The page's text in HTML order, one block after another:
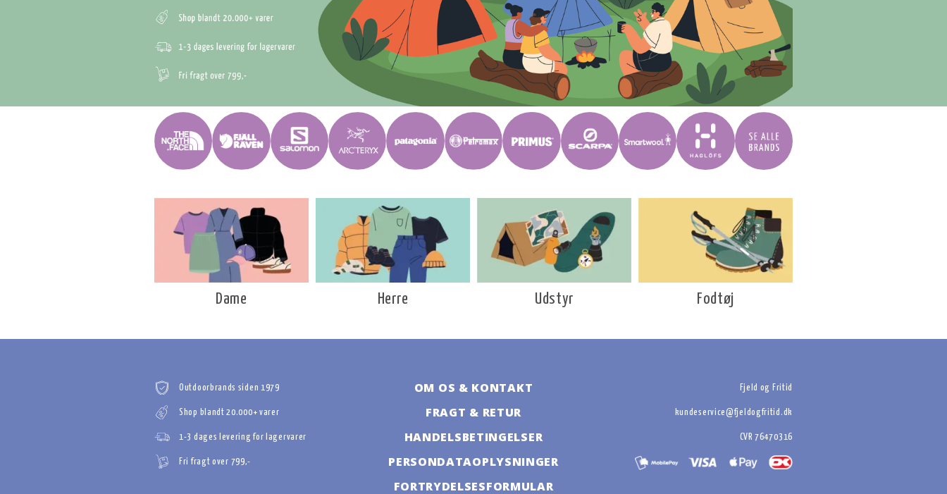
Dame Herre Udstyr Fodtøj
Outdoorbrands siden 1979
Shop blandt 20.000+ varer
1-3 dages levering for lagervarer
Fri fragt over 799,-
OM OS & KONTAKT
FRAGT & RETUR
HANDELSBETINGELSER
PERSONDATAOPLYSNINGER
FORTRYDELSESFORMULAR
Fjeld og Fritid
kundeservice@fjeldogfritid.dk
CVR 76470316